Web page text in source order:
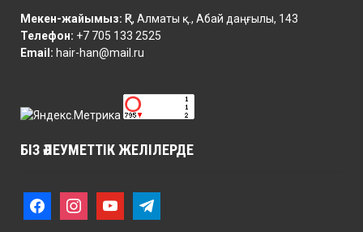
Мекен-жайымыз: ҚР, Алматы қ., Абай даңғылы, 143
Телефон: +7 705 133 2525
Email: hair-han@mail.ru
БІЗ ӘЛЕУМЕТТІК ЖЕЛІЛЕРДЕ